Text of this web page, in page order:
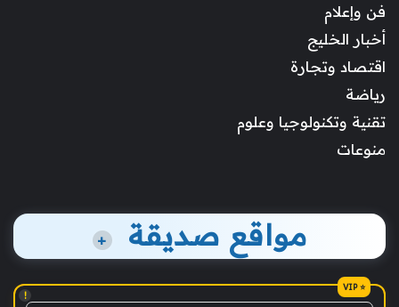
فن وإعلام
أخبار الخليج
اقتصاد وتجارة
رياضة
تقنية وتكنولوجيا وعلوم
منوعات
مواقع صديقة +
!